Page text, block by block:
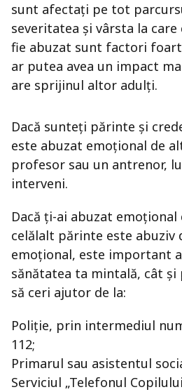
sunt afectați pe tot
severitatea și vârsta la
fie abuzat sunt factori
ar putea avea un impact
are sprijinul altor adulți.
Dacă sunteți părinte și
este abuzat emoțional de
profesor sau un antrenor,
interveni.
Dacă ți-ai abuzat emoțional
celălalt părinte este abuziv
emoțional, este important
sănătatea ta mintală, cât
să ceri ajutor de la:
Poliţie, prin intermediul
112;
Primarul sau asistentul
Serviciul „Telefonul